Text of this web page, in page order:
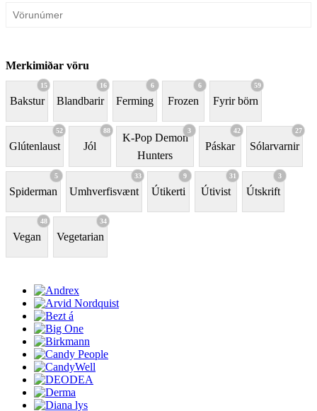
Merkimiðar vöru
15
Bakstur
16
Blandbarir
6
Ferming
6
Frozen
59
Fyrir börn
52
Glútenlaust
88
Jól
3
K-Pop Demon
Hunters
42
Páskar
27
Sólarvarnir
5
Spiderman
33
Umhverfisvænt
9
Útikerti
31
Útivist
3
Útskrift
48
Vegan
34
Vegetarian